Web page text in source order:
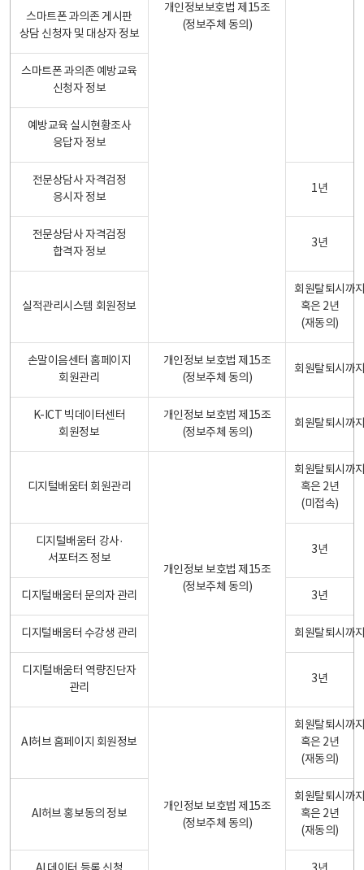
개인정보보호법 제15조
(정보주체 동의)
스마트폰 과의존 게시판
상담 신청자 및 대상자 정보
스마트폰 과의존 예방교육
신청자 정보
예방교육 실시현황조사
응답자 정보
전문상담사 자격검정
응시자 정보
1년
전문상담사 자격검정
합격자 정보
3년
실적관리시스템 회원정보
회원탈퇴시까
혹은 2년
(재동의)
손말이음센터 홈페이지
회원관리
개인정보 보호법 제15조
(정보주체 동의)
회원탈퇴시까
K-ICT 빅데이터센터
회원정보
개인정보 보호법 제15조
(정보주체 동의)
회원탈퇴시까
디지털배움터 회원관리
개인정보 보호법 제15조
(정보주체 동의)
회원탈퇴시까
혹은 2년
(미접속)
디지털배움터 강사·
서포터즈 정보
3년
디지털배움터 문의자 관리 3년
디지털배움터 수강생 관리 회원탈퇴시까
디지털배움터 역량진단자
관리
3년
AI허브 홈페이지 회원정보
개인정보 보호법 제15조
(정보주체 동의)
회원탈퇴시까
혹은 2년
(재동의)
AI허브 홍보동의 정보
회원탈퇴시까
혹은 2년
(재동의)